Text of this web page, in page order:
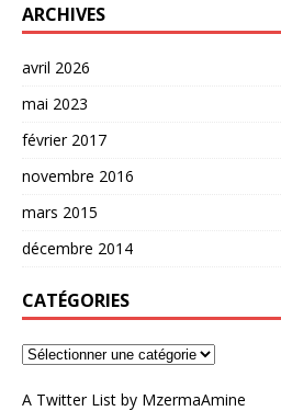
ARCHIVES
avril 2026
mai 2023
février 2017
novembre 2016
mars 2015
décembre 2014
CATÉGORIES
A Twitter List by MzermaAmine